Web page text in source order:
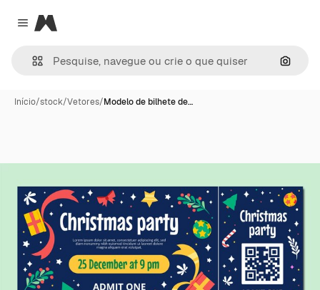
Close menu
Magnific
Início/stock/Vetores/Modelo de bilhete de…